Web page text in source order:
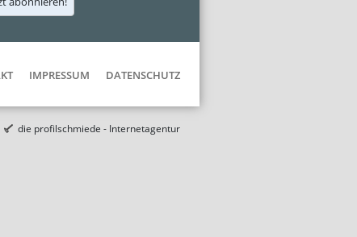
IMPRESSUM DATENSCHUTZ
die profilschmiede - Internetagentur